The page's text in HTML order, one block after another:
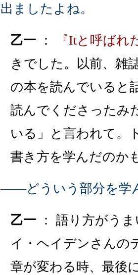
出ましたよね。
乙一 ：
『Itと呼ばれ
きでした。以前、雑
の本を読んでいると
読んでくださったみ
いる」と言われて。
書き方を学んだのか
――どういう部分を学
乙一 ： 語り方がう
イ・ヘイデンさんの
章が変わる時、最後